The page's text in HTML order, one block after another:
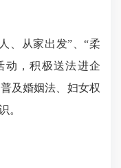
从家出发”、“柔
动，积极送法进企
及婚姻法、妇女权
。